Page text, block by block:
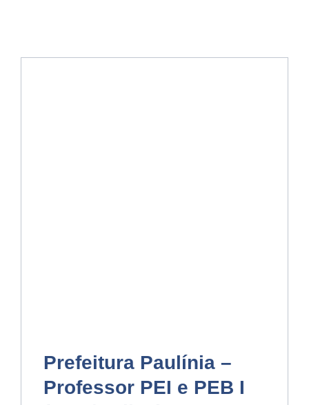
Prefeitura Paulínia –
Professor PEI e PEB I